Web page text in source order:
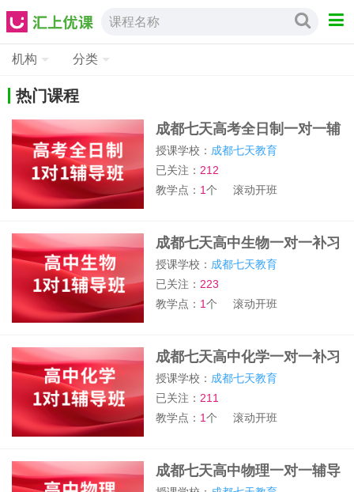
课程名称
机构 分类
热门课程
成都七天高考全日制一对一辅
导班
授课学校： 成都七天教育
已关注： 212
教学点： 1个 滚动开班
成都七天高中生物一对一补习
班
授课学校： 成都七天教育
已关注： 223
教学点： 1个 滚动开班
成都七天高中化学一对一补习
班
授课学校： 成都七天教育
已关注： 211
教学点： 1个 滚动开班
成都七天高中物理一对一辅导